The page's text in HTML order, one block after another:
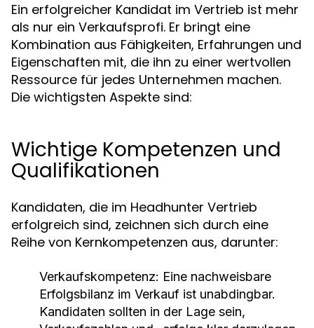
Ein erfolgreicher Kandidat im Vertrieb ist mehr
als nur ein Verkaufsprofi. Er bringt eine
Kombination aus Fähigkeiten, Erfahrungen und
Eigenschaften mit, die ihn zu einer wertvollen
Ressource für jedes Unternehmen machen.
Die wichtigsten Aspekte sind:
Wichtige Kompetenzen und
Qualifikationen
Kandidaten, die im Headhunter Vertrieb
erfolgreich sind, zeichnen sich durch eine
Reihe von Kernkompetenzen aus, darunter:
Verkaufskompetenz: Eine nachweisbare
Erfolgsbilanz im Verkauf ist unabdingbar.
Kandidaten sollten in der Lage sein,